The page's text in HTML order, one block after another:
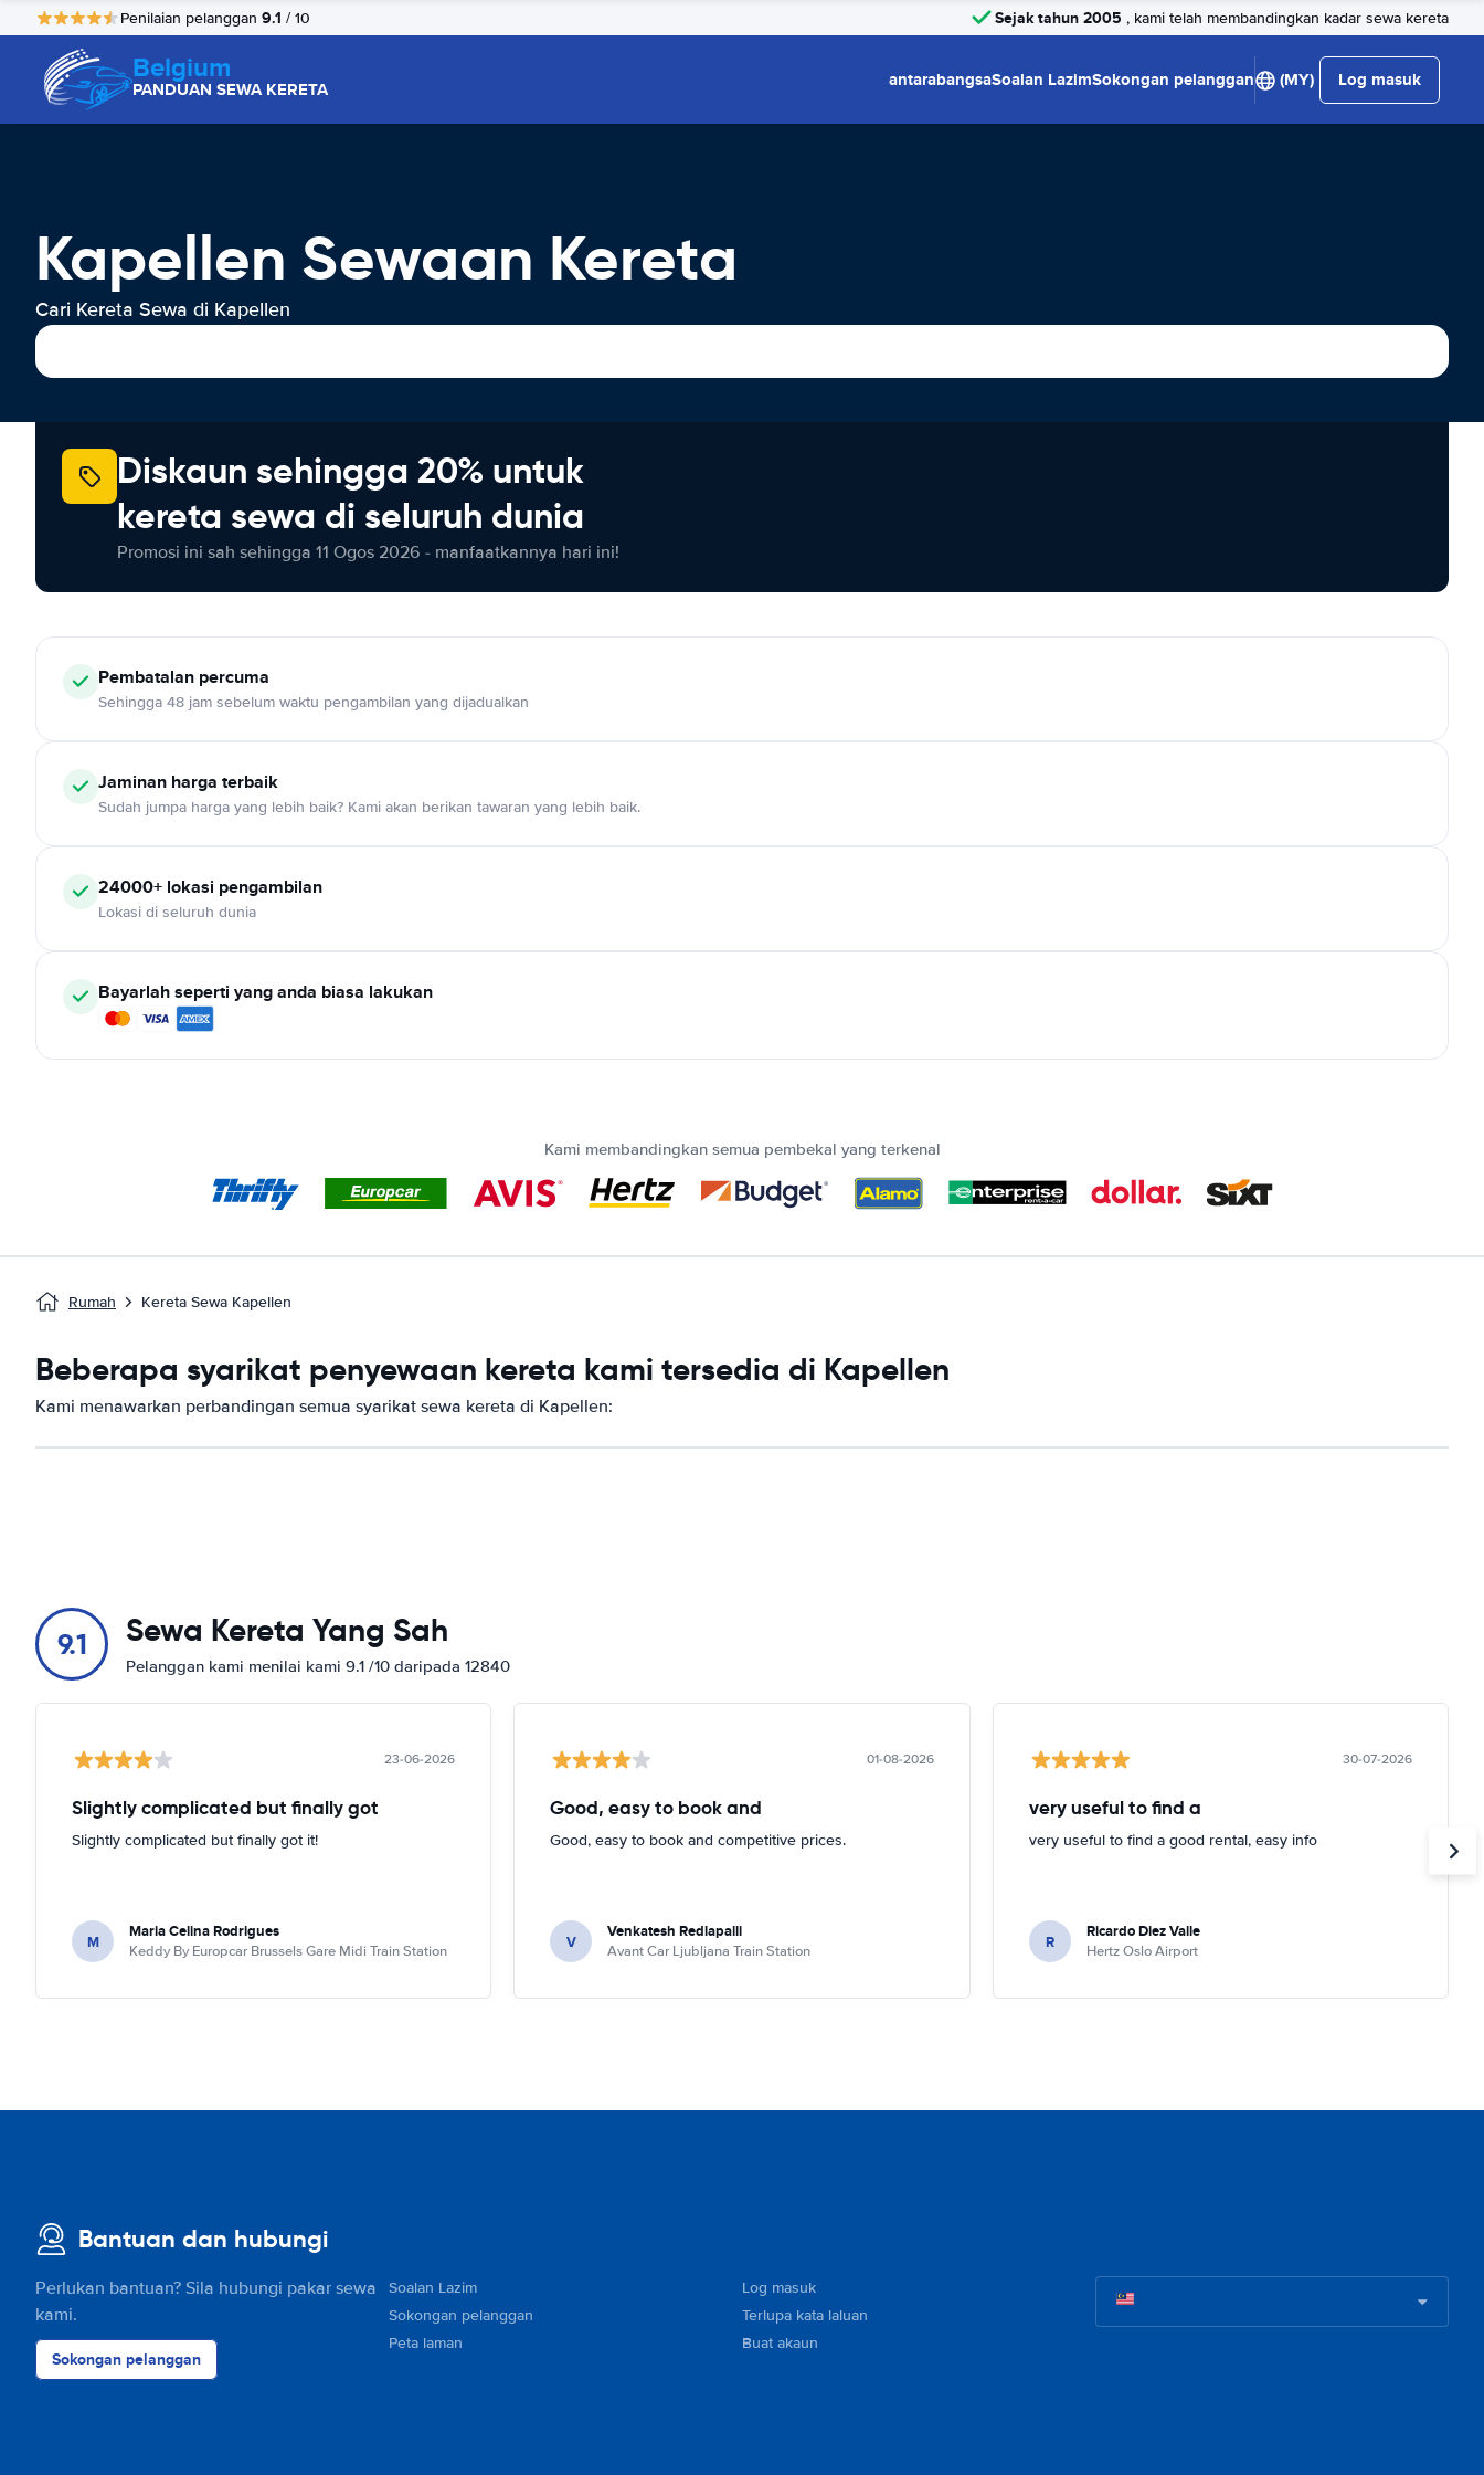
Penilaian pelanggan 9.1 / 10 Sejak tahun 2005 , kami telah membandingkan kadar sewa kereta
Belgium
PANDUAN SEWA KERETA antarabangsaSoalan LazimSokongan pelanggan (MY) Log masuk
Kapellen Sewaan Kereta
Cari Kereta Sewa di Kapellen
Diskaun sehingga 20% untuk
kereta sewa di seluruh dunia
Promosi ini sah sehingga 11 Ogos 2026 - manfaatkannya hari ini!
Pembatalan percuma
Sehingga 48 jam sebelum waktu pengambilan yang dijadualkan
Jaminan harga terbaik
Sudah jumpa harga yang lebih baik? Kami akan berikan tawaran yang lebih baik.
24000+ lokasi pengambilan
Lokasi di seluruh dunia
Bayarlah seperti yang anda biasa lakukan
Kami membandingkan semua pembekal yang terkenal
Rumah Kereta Sewa Kapellen
Beberapa syarikat penyewaan kereta kami tersedia di Kapellen
Kami menawarkan perbandingan semua syarikat sewa kereta di Kapellen:
9.1 Sewa Kereta Yang Sah
Pelanggan kami menilai kami 9.1 /10 daripada 12840
23-06-2026
Slightly complicated but finally got
Slightly complicated but finally got it!
M Maria Celina Rodrigues
Keddy By Europcar Brussels Gare Midi Train Station
01-08-2026
Good, easy to book and
Good, easy to book and competitive prices.
V Venkatesh Redlapalli
Avant Car Ljubljana Train Station
30-07-2026
very useful to find a
very useful to find a good rental, easy info
R Ricardo Diez Valle
Hertz Oslo Airport
Bantuan dan hubungi
Perlukan bantuan? Sila hubungi pakar sewa
kami.
Sokongan pelanggan
Soalan Lazim
Sokongan pelanggan
Peta laman
Log masuk
Terlupa kata laluan
Buat akaun